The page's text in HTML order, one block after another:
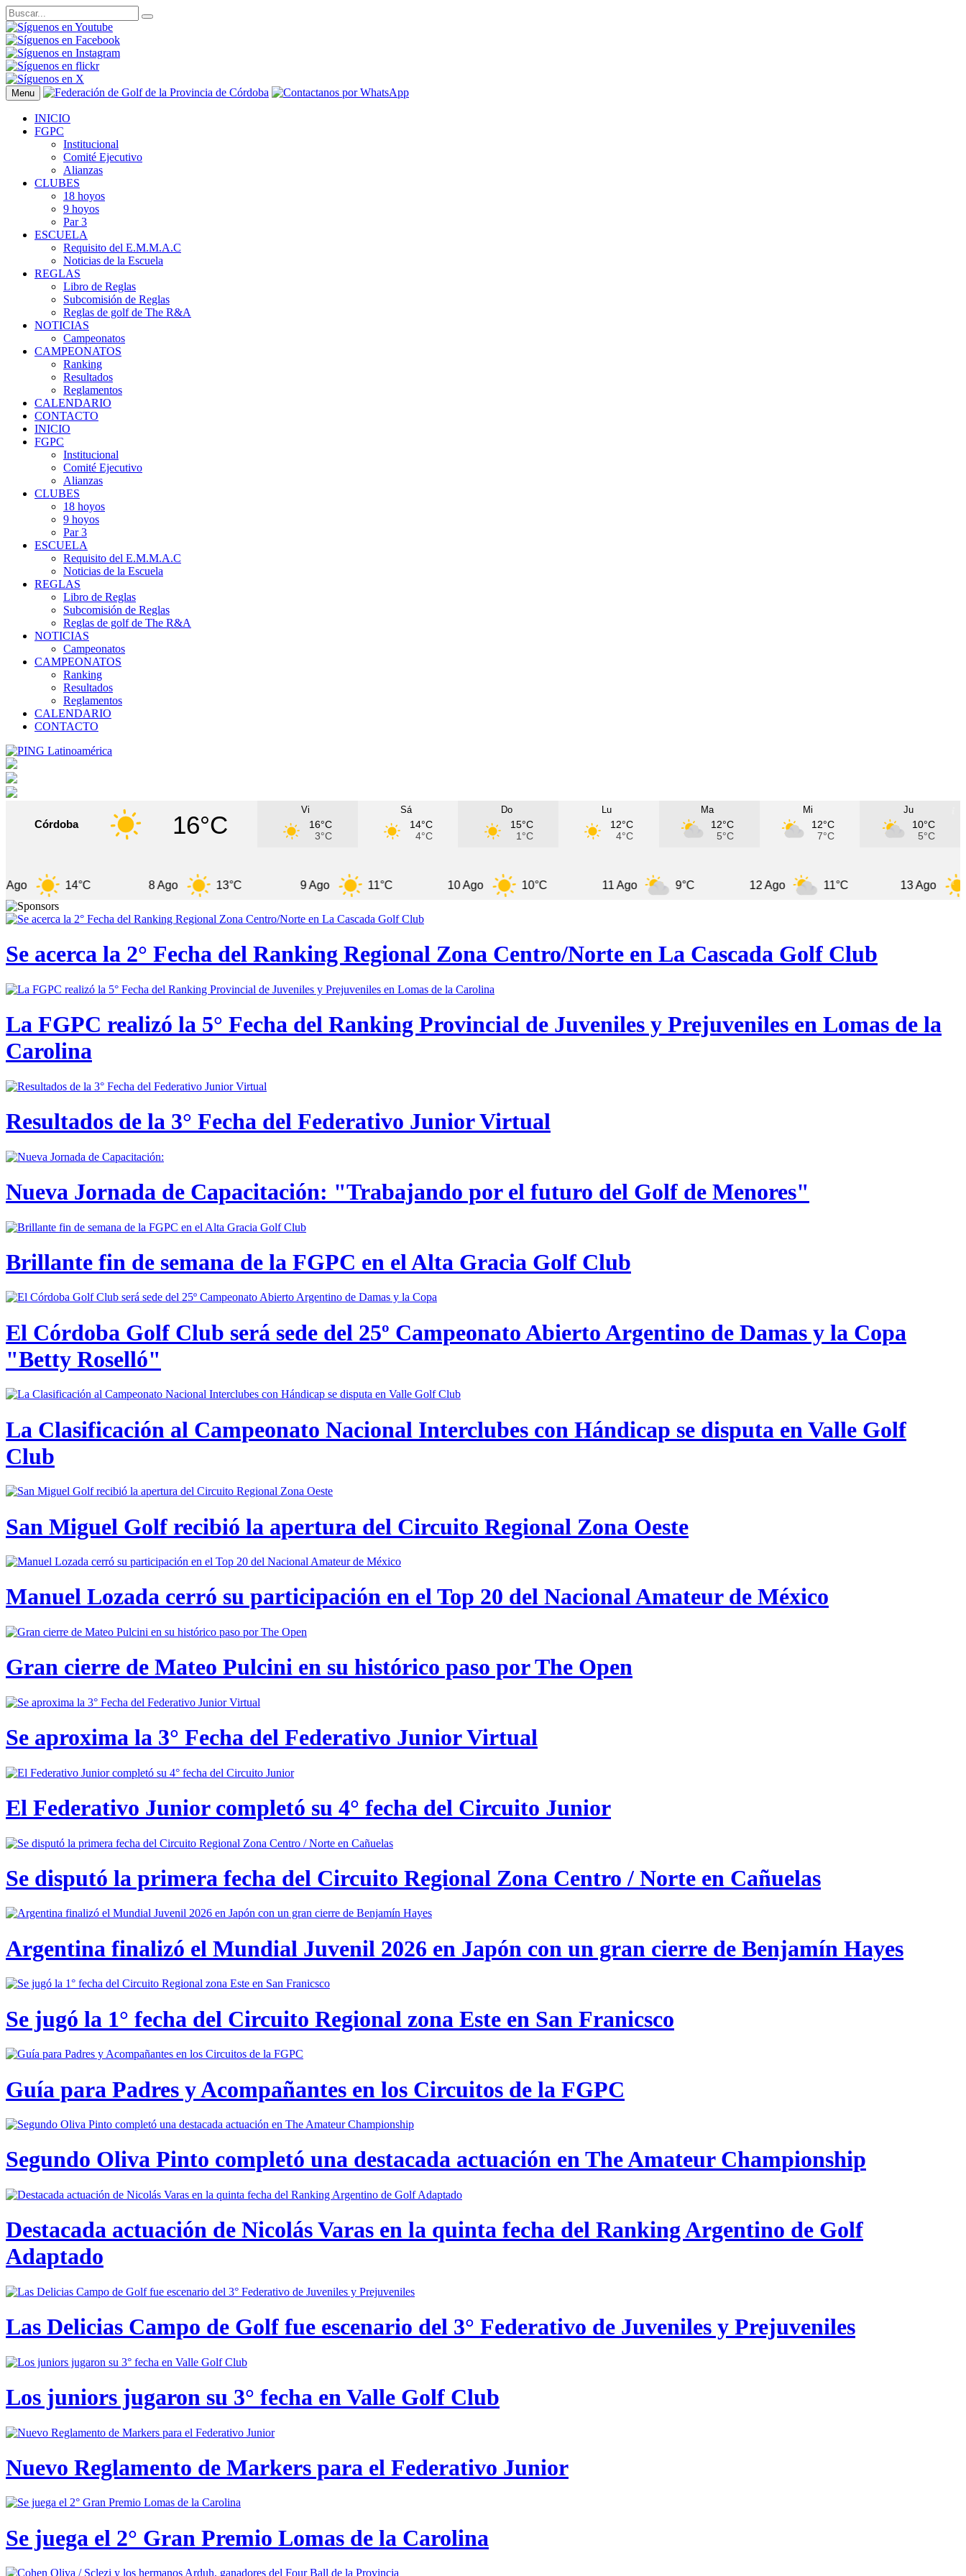
Menu
INICIO
FGPC
Institucional
Comité Ejecutivo
Alianzas
CLUBES
18 hoyos
9 hoyos
Par 3
ESCUELA
Requisito del E.M.M.A.C
Noticias de la Escuela
REGLAS
Libro de Reglas
Subcomisión de Reglas
Reglas de golf de The R&A
NOTICIAS
Campeonatos
CAMPEONATOS
Ranking
Resultados
Reglamentos
CALENDARIO
CONTACTO
INICIO
FGPC
Institucional
Comité Ejecutivo
Alianzas
CLUBES
18 hoyos
9 hoyos
Par 3
ESCUELA
Requisito del E.M.M.A.C
Noticias de la Escuela
REGLAS
Libro de Reglas
Subcomisión de Reglas
Reglas de golf de The R&A
NOTICIAS
Campeonatos
CAMPEONATOS
Ranking
Resultados
Reglamentos
CALENDARIO
CONTACTO
Córdoba 16°C
Vi
16°C
3°C
Sá
14°C
4°C
Do
15°C
1°C
Lu
12°C
4°C
Ma
12°C
5°C
Mi
12°C
7°C
Ju
10°C
5°C
14°C 13°C 11°C 10°C 9°C 11°C 11°C
Se acerca la 2° Fecha del Ranking Regional Zona Centro/Norte en La Cascada Golf Club
La FGPC realizó la 5° Fecha del Ranking Provincial de Juveniles y Prejuveniles en Lomas de la
Carolina
Resultados de la 3° Fecha del Federativo Junior Virtual
Nueva Jornada de Capacitación: "Trabajando por el futuro del Golf de Menores"
Brillante fin de semana de la FGPC en el Alta Gracia Golf Club
El Córdoba Golf Club será sede del 25º Campeonato Abierto Argentino de Damas y la Copa
"Betty Roselló"
La Clasificación al Campeonato Nacional Interclubes con Hándicap se disputa en Valle Golf
Club
San Miguel Golf recibió la apertura del Circuito Regional Zona Oeste
Manuel Lozada cerró su participación en el Top 20 del Nacional Amateur de México
Gran cierre de Mateo Pulcini en su histórico paso por The Open
Se aproxima la 3° Fecha del Federativo Junior Virtual
El Federativo Junior completó su 4° fecha del Circuito Junior
Se disputó la primera fecha del Circuito Regional Zona Centro / Norte en Cañuelas
Argentina finalizó el Mundial Juvenil 2026 en Japón con un gran cierre de Benjamín Hayes
Se jugó la 1° fecha del Circuito Regional zona Este en San Franicsco
Guía para Padres y Acompañantes en los Circuitos de la FGPC
Segundo Oliva Pinto completó una destacada actuación en The Amateur Championship
Destacada actuación de Nicolás Varas en la quinta fecha del Ranking Argentino de Golf
Adaptado
Las Delicias Campo de Golf fue escenario del 3° Federativo de Juveniles y Prejuveniles
Los juniors jugaron su 3° fecha en Valle Golf Club
Nuevo Reglamento de Markers para el Federativo Junior
Se juega el 2° Gran Premio Lomas de la Carolina